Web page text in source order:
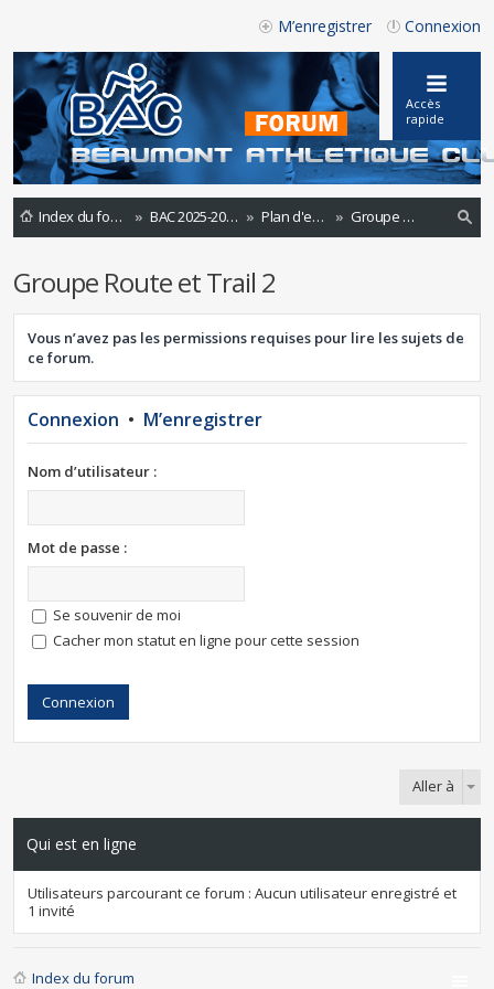
Connexion
M’enregistrer
Accès
rapide
Index du forum BAC 2025-2026 Plan d'entrainements 2022-2023
Groupe Route et Trail 2
rc
he
Groupe Route et Trail 2
Vous n’avez pas les permissions requises pour lire les sujets de
ce forum.
Connexion • M’enregistrer
Nom d’utilisateur :
Mot de passe :
Se souvenir de moi
Cacher mon statut en ligne pour cette session
Aller à
Qui est en ligne
Utilisateurs parcourant ce forum : Aucun utilisateur enregistré et
1 invité
Index du forum